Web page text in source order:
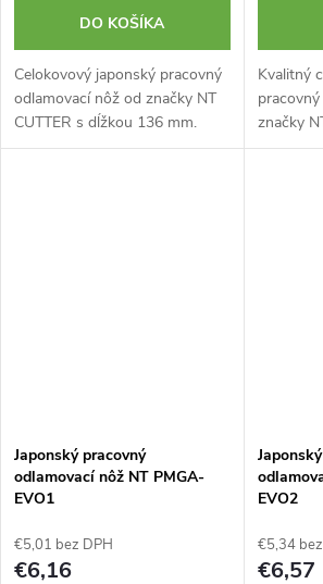
DO KOŠÍKA
Celokovový japonský pracovný
odlamovací nôž od značky NT
CUTTER s dĺžkou 136 mm.
Hrúbka čepele iba 0,38 mm.
Kvalitný
značky
157 mm.
Japonský pracovný
odlamovací nôž NT PMGA-
EVO1
€5,01 bez DPH
€6,16
EVO2
€5,34
€6,57